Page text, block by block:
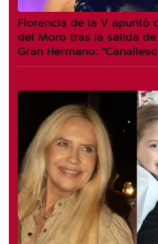
Florencia de la V apuntó
del Moro tras la salida
Gran Hermano: